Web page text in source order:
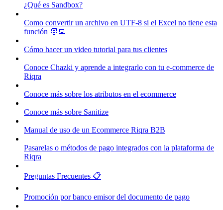
¿Qué es Sandbox?
Como convertir un archivo en UTF-8 si el Excel no tiene esta
función 🧑‍💻
Cómo hacer un video tutorial para tus clientes
Conoce Chazki y aprende a integrarlo con tu e-commerce de
Riqra
Conoce más sobre los atributos en el ecommerce
Conoce más sobre Sanitize
Manual de uso de un Ecommerce Riqra B2B
Pasarelas o métodos de pago integrados con la plataforma de
Riqra
Preguntas Frecuentes 📋
Promoción por banco emisor del documento de pago